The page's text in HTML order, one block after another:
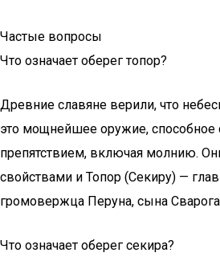
Частые вопросы
Что означает оберег топор?
Древние славяне верили, что
это мощнейшее оружие,
препятствием, включая молнию.
свойствами и Топор (Секиру) —
громовержца Перуна, сына
Что означает оберег секира?